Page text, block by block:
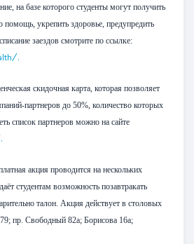
на базе которого студенты могут получить
помощь, укрепить здоровье, предупредить
заездов смотрите по ссылке:
.
скидочная карта, которая позволяет
партнеров до 50%, количество которых
список партнеров можно на сайте
акция проводится на нескольких
студентам возможность позавтракать
талон. Акция действует в столовых
пр. Свободный 82а; Борисова 16а;